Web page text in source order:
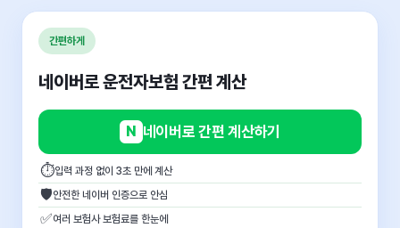
간편하게
네이버로 운전자보험 간편 계산
N 네이버로 간편 계산하기
⏱입력 과정 없이 3초 만에 계산
🛡안전한 네이버 인증으로 안심
✅여러 보험사 보험료를 한눈에